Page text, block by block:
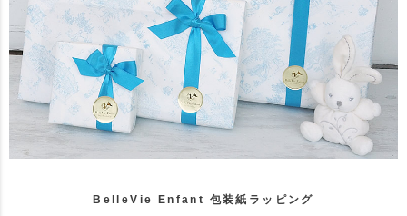
BelleVie Enfant 包装紙ラッピング